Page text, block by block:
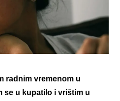
radnim vremenom u
se u kupatilo i vrištim u